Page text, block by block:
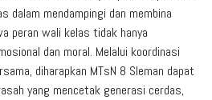
dalam mendampingi dan membina
peran wali kelas tidak hanya
dan moral. Melalui koordinasi
diharapkan MTsN 8 Sleman dapat
yang mencetak generasi cerdas,